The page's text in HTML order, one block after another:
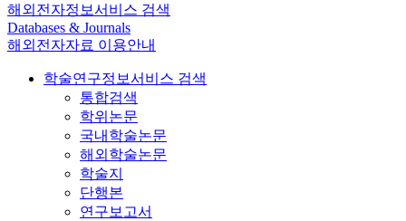
해외전자정보서비스 검색
Databases & Journals
해외전자자료 이용안내
학술연구정보서비스 검색
통합검색
학위논문
국내학술논문
해외학술논문
학술지
단행본
연구보고서